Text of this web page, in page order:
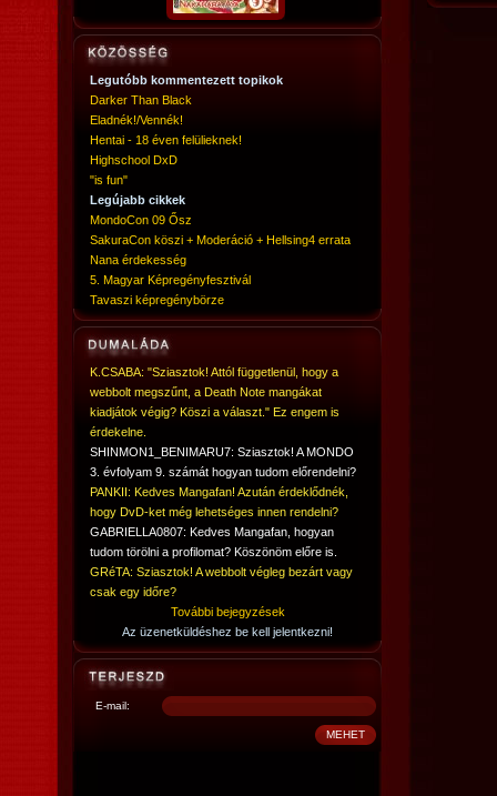
Legutóbb kommentezett topikok
Darker Than Black
Eladnék!/Vennék!
Hentai - 18 éven felülieknek!
Highschool DxD
"is fun"
Legújabb cikkek
MondoCon 09 Ősz
SakuraCon köszi + Moderáció + Hellsing4 errata
Nana érdekesség
5. Magyar Képregényfesztivál
Tavaszi képregénybörze
K.CSABA: "Sziasztok! Attól függetlenül, hogy a
webbolt megszűnt, a Death Note mangákat
kiadjátok végig? Köszi a választ." Ez engem is
érdekelne.
SHINMON1_BENIMARU7: Sziasztok! A MONDO
3. évfolyam 9. számát hogyan tudom előrendelni?
PANKII: Kedves Mangafan! Azután érdeklődnék,
hogy DvD-ket még lehetséges innen rendelni?
GABRIELLA0807: Kedves Mangafan, hogyan
tudom törölni a profilomat? Köszönöm előre is.
GRéTA: Sziasztok! A webbolt végleg bezárt vagy
csak egy időre?
További bejegyzések
Az üzenetküldéshez be kell jelentkezni!
E-mail: